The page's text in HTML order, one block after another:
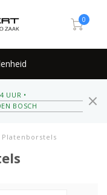
0
UUR •
BOSCH
Platenborstels